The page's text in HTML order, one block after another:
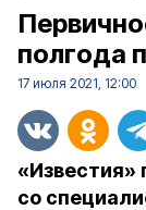
полгода
17 июля 2021, 12:00
«Известия»
со